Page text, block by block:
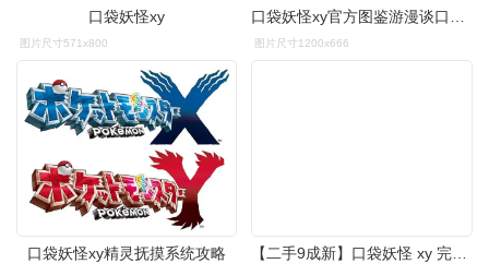
口袋妖怪xy
图片尺寸571x800 图片尺寸1200x666
口袋妖怪xy精灵抚摸系统攻略 【二手9成新】口袋妖怪 xy 完全攻略本(无盘) /掌机王 掌机王